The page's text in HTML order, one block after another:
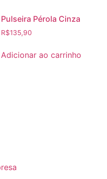
Pulseira Pérola Cinza
R$135,90
Adicionar ao carrinho